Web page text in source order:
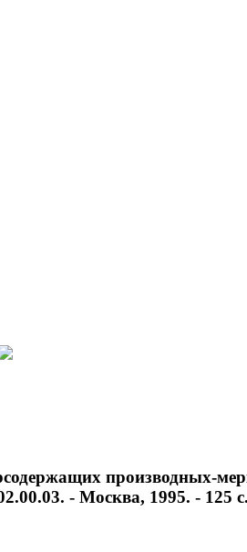
производных-
- Москва, 1995. - 125 с.